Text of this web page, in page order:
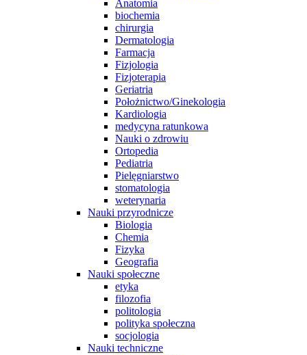
Anatomia
biochemia
chirurgia
Dermatologia
Farmacja
Fizjologia
Fizjoterapia
Geriatria
Położnictwo/Ginekologia
Kardiologia
medycyna ratunkowa
Nauki o zdrowiu
Ortopedia
Pediatria
Pielęgniarstwo
stomatologia
weterynaria
Nauki przyrodnicze
Biologia
Chemia
Fizyka
Geografia
Nauki społeczne
etyka
filozofia
politologia
polityka społeczna
socjologia
Nauki techniczne